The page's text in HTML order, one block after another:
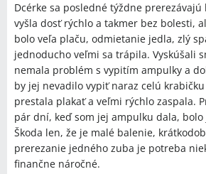
Dcérke sa posledné týždne prerezávajú
vyšla dosť rýchlo a takmer bez bolesti,
bolo veľa plaču, odmietanie jedla, zlý
jednoducho veľmi sa trápila. Vyskúšali
nemala problém s vypitím ampulky a
by jej nevadilo vypiť naraz celú krabičku
prestala plakať a veľmi rýchlo zaspala.
pár dní, keď som jej ampulku dala,
Škoda len, že je malé balenie,
prerezanie jedného zuba je potreba
finančne náročné.